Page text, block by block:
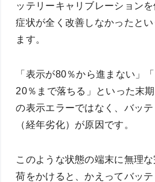
ッテリーキャリブレーションを
症状が全く改善しなかったと
ます。
「表示が80％から進まない」
20％まで落ちる」といった末
の表示エラーではなく、バッ
（経年劣化）が原因です。
このような状態の端末に無理
荷をかけると、かえってバッ